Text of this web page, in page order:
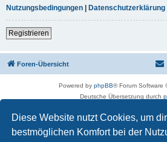
Diese Website nutzt Cookies, um
bestmöglichen Komfort bei der
Nutzungsbedingungen | Datenschutzerklärung
Registrieren
Foren-Übersicht
Powered by phpBB® Forum Software
Deutsche Übersetzung durch